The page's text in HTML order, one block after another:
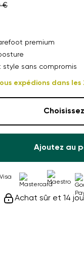
€
premium
style sans compromis
expédions dans les
Ajoutez au
Achat sûr et 14